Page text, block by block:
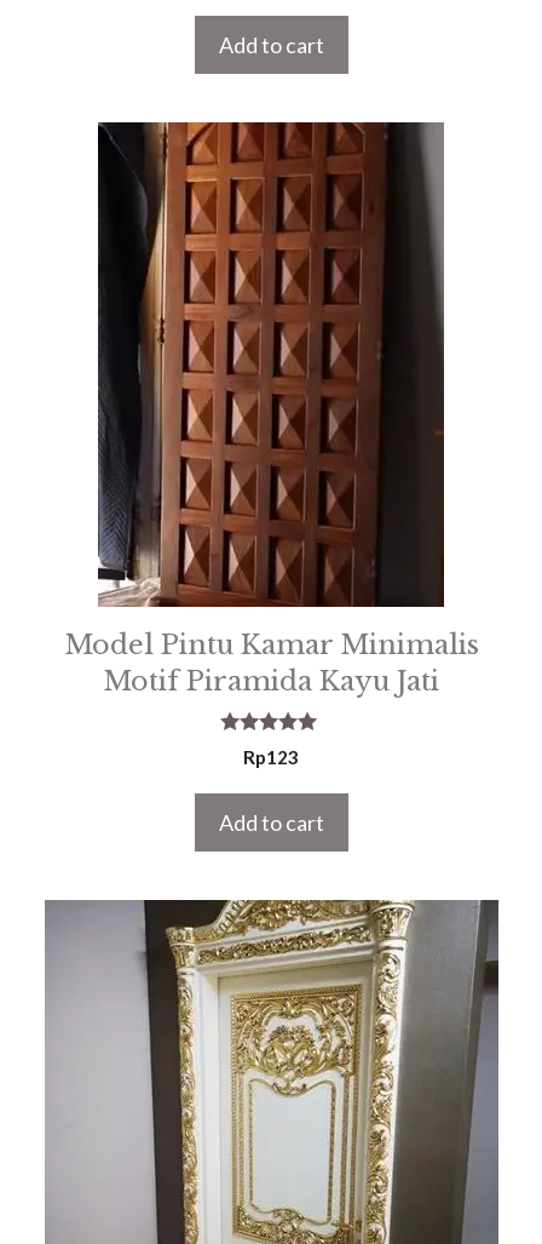
Add to cart
Model Pintu Kamar Minimalis
Motif Piramida Kayu Jati
5.00
out of 5
Rp123
Add to cart